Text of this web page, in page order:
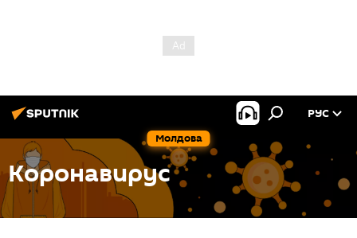
Молдова
РУС
Коронавирус